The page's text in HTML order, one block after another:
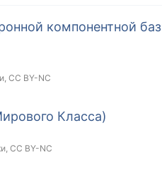
компонентной
CC BY-NC
Класса)
CC BY-NC